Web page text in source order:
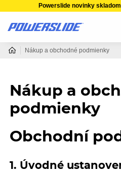
Powerslide novinky
Nákup a obchodné podmienky
Nákup a
podmienky
Obchodní
1. Úvodné